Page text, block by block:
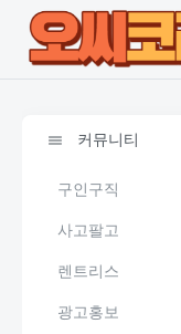
커뮤니티
구인구직
사고팔고
렌트리스
광고홍보